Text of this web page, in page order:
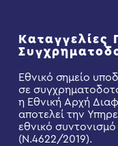
Καταγγελίες
Εθνικό σημείο
σε
η Εθνική Αρχή
αποτελεί την
εθνικό
(Ν.4622/2019).